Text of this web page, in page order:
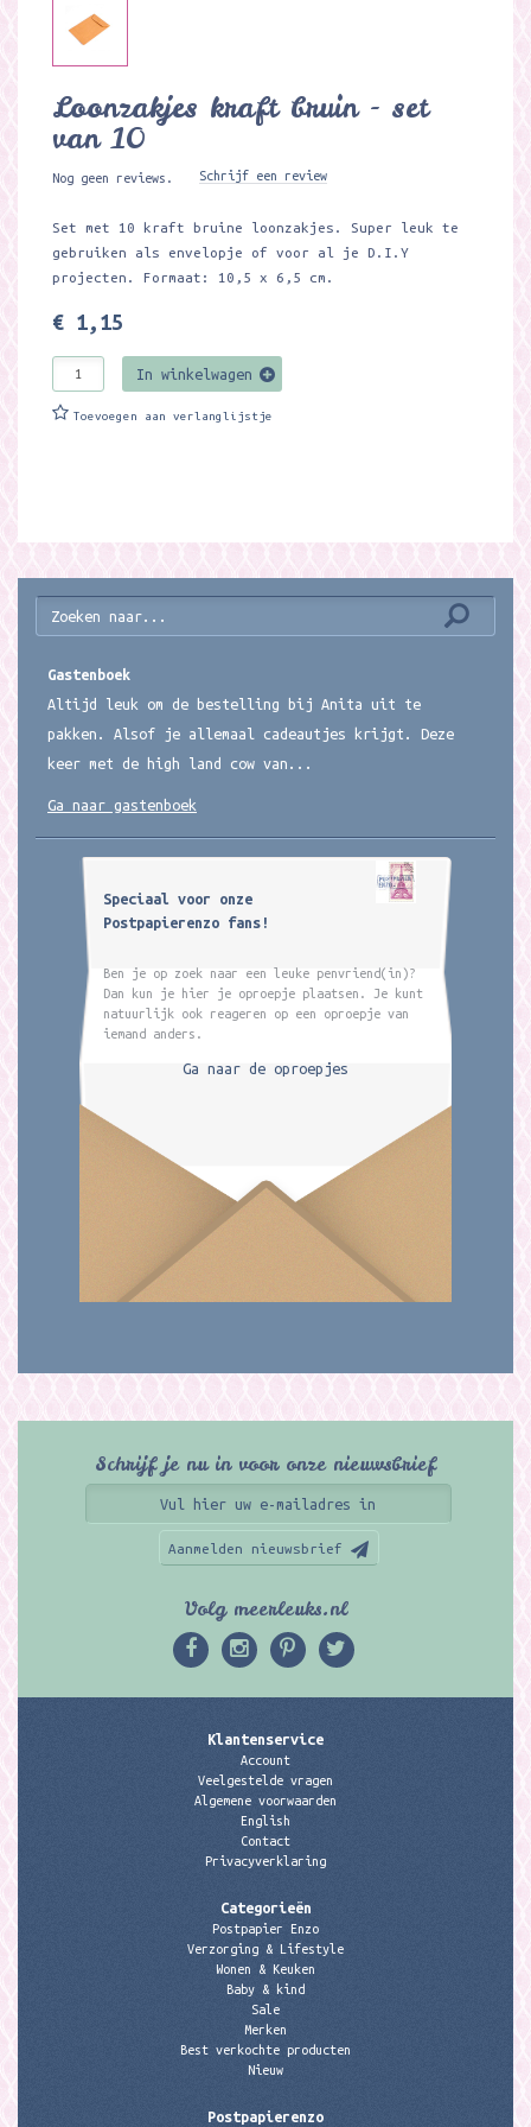
Loonzakjes kraft bruin - set
van 10
Nog geen reviews. Schrijf een review
Set met 10 kraft bruine loonzakjes. Super leuk te
gebruiken als envelopje of voor al je D.I.Y
projecten. Formaat: 10,5 x 6,5 cm.
€ 1,15
In winkelwagen
Toevoegen aan verlanglijstje
Gastenboek
Altijd leuk om de bestelling bij Anita uit te
pakken. Alsof je allemaal cadeautjes krijgt. Deze
keer met de high land cow van...
Ga naar gastenboek
Speciaal voor onze
Postpapierenzo fans!
Ben je op zoek naar een leuke penvriend(in)?
Dan kun je hier je oproepje plaatsen. Je kunt
natuurlijk ook reageren op een oproepje van
iemand anders.
Ga naar de oproepjes
Schrijf je nu in voor onze nieuwsbrief
Aanmelden nieuwsbrief
Volg meerleuks.nl
Klantenservice
Account
Veelgestelde vragen
Algemene voorwaarden
English
Contact
Privacyverklaring
Categorieën
Postpapier Enzo
Verzorging & Lifestyle
Wonen & Keuken
Baby & kind
Sale
Merken
Best verkochte producten
Nieuw
Postpapierenzo